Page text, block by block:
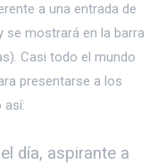
a una entrada de
se mostrará en la barra
Casi todo el mundo
presentarse a los
así:
día, aspirante a